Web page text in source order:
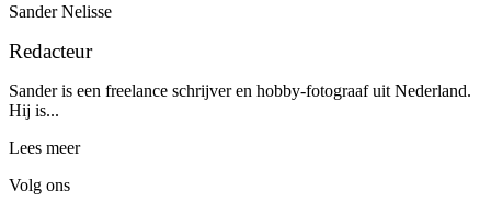
Sander Nelisse
Redacteur
Sander is een freelance schrijver en hobby-fotograaf uit Nederland.
Hij is...
Lees meer
Volg ons